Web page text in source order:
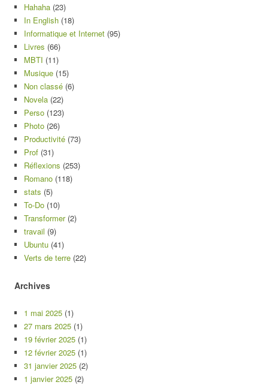
Hahaha (23)
In English (18)
Informatique et Internet (95)
Livres (66)
MBTI (11)
Musique (15)
Non classé (6)
Novela (22)
Perso (123)
Photo (26)
Productivité (73)
Prof (31)
Réflexions (253)
Romano (118)
stats (5)
To-Do (10)
Transformer(2)
travail (9)
Ubuntu (41)
Verts de terre (22)
Archives
1 mai 2025 (1)
27 mars 2025 (1)
19 février 2025 (1)
12 février 2025 (1)
31 janvier 2025 (2)
1 janvier 2025 (2)